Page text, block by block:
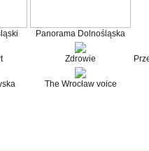
Panorama Dolnośląska
Zdrowie
The Wrocław voice